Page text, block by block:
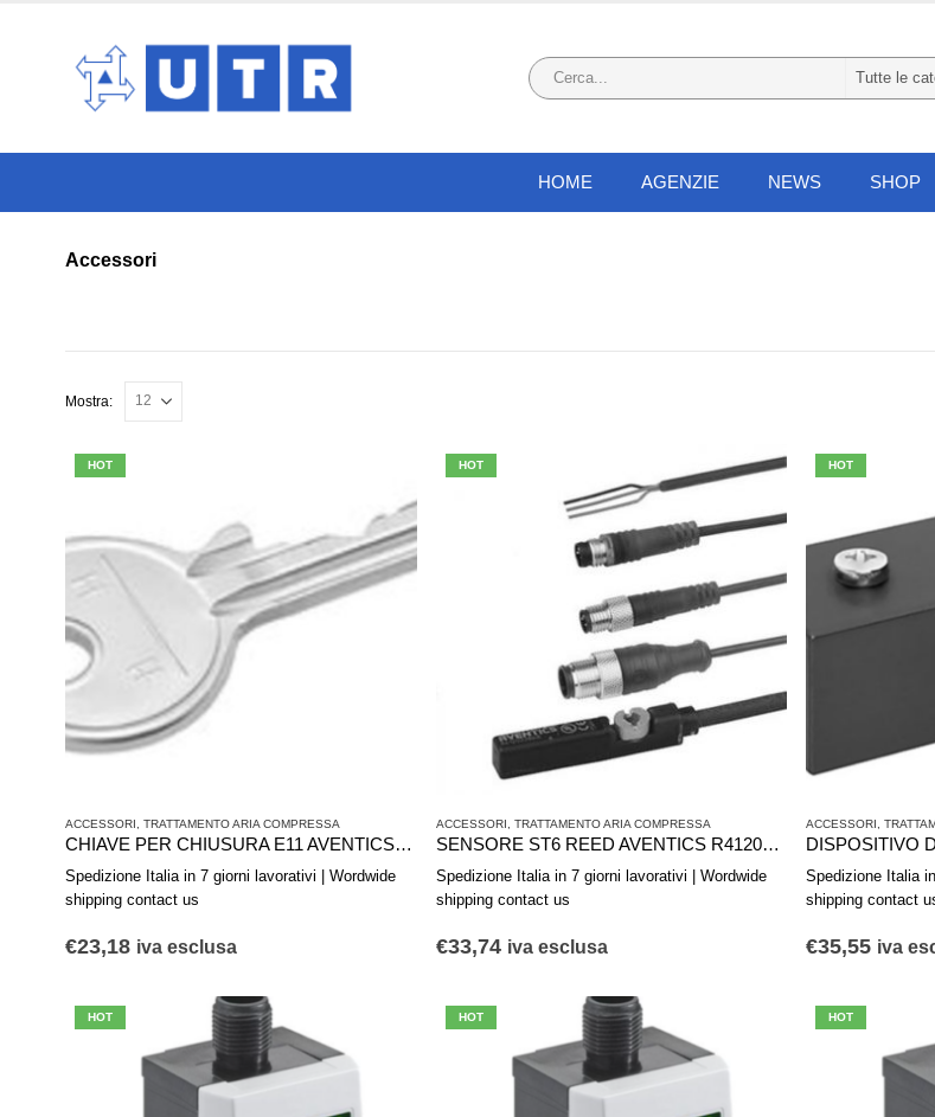
Tutte le
HOME AGENZIE NEWS SHOP
Accessori
HOT
ACCESSORI, TRATTAMENTO ARIA COMPRESSA
CHIAVE PER CHIUSURA E11 AVENTICS R961403407
Spedizione Italia in 7 giorni lavorativi | Wordwide
shipping contact us
€23,18 iva esclusa
HOT
ACCESSORI, TRATTAMENTO ARIA COMPRESSA
SENSORE ST6 REED AVENTICS R412022853
Spedizione Italia in 7 giorni lavorativi | Wordwide
shipping contact us
€33,74 iva esclusa
HOT
ACCESSORI,
Spedizione Italia
shipping contact
€35,55 iva
HOT HOT HOT
Mostra: